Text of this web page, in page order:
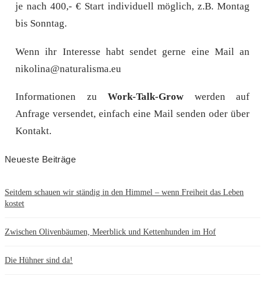
je nach 400,- € Start individuell möglich, z.B. Montag
bis Sonntag.
Wenn ihr Interesse habt sendet gerne eine Mail an
nikolina@naturalisma.eu
Informationen zu Work-Talk-Grow werden auf
Anfrage versendet, einfach eine Mail senden oder über
Kontakt.
Neueste Beiträge
Seitdem schauen wir ständig in den Himmel – wenn Freiheit das Leben
kostet
Zwischen Olivenbäumen, Meerblick und Kettenhunden im Hof
Die Hühner sind da!